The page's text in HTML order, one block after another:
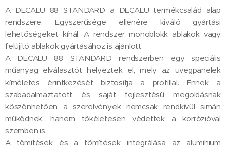
A DECALU 88 STANDARD a DECALU termékcsalád alap
rendszere. Egyszerűsége ellenére kiváló gyártási
lehetőségeket kínál. A rendszer monoblokk ablakok vagy
felújító ablakok gyártásához is ajánlott.
A DECALU 88 STANDARD rendszerben egy speciális
műanyag elválasztót helyeztek el, mely az üvegpanelek
kíméletes érintkezését biztosítja a profillal. Ennek a
szabadalmaztatott és saját fejlesztésű megoldásnak
köszönhetően a szerelvények nemcsak rendkívül simán
működnek, hanem tökéletesen védettek a korrózióval
szemben is.
A tömítések és a tömítések integrálása az alumínium